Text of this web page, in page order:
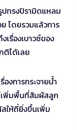
ปทรงปิรามิดแหลม
โดยรวมแล้วการ
เรื่องเบาวซ์ของ
ติได้เลย
งการกระจายน้ำ
พิ่มพื้นที่สัมผัสลูก
ให้ถี่ยิ่งขึ้นเพิ่ม